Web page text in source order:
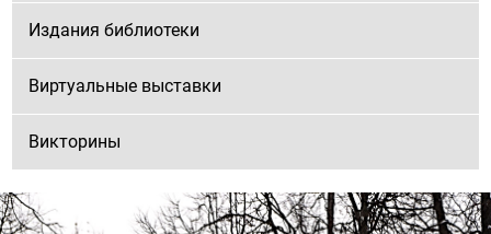
Издания библиотеки
Виртуальные выставки
Викторины